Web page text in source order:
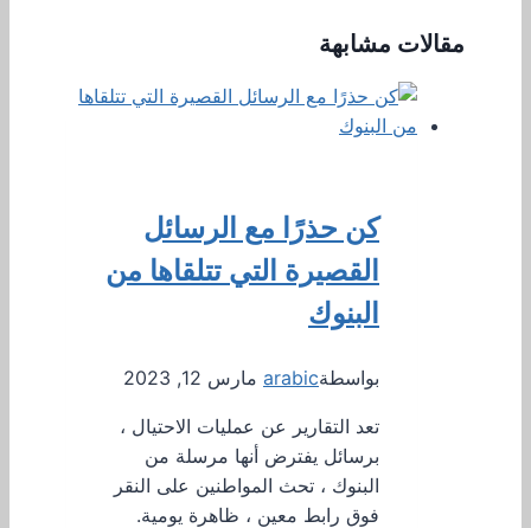
مقالات مشابهة
كن حذرًا مع الرسائل
القصيرة التي تتلقاها من
البنوك
بواسطةarabic مارس 12, 2023
تعد التقارير عن عمليات الاحتيال ،
برسائل يفترض أنها مرسلة من
البنوك ، تحث المواطنين على النقر
فوق رابط معين ، ظاهرة يومية.